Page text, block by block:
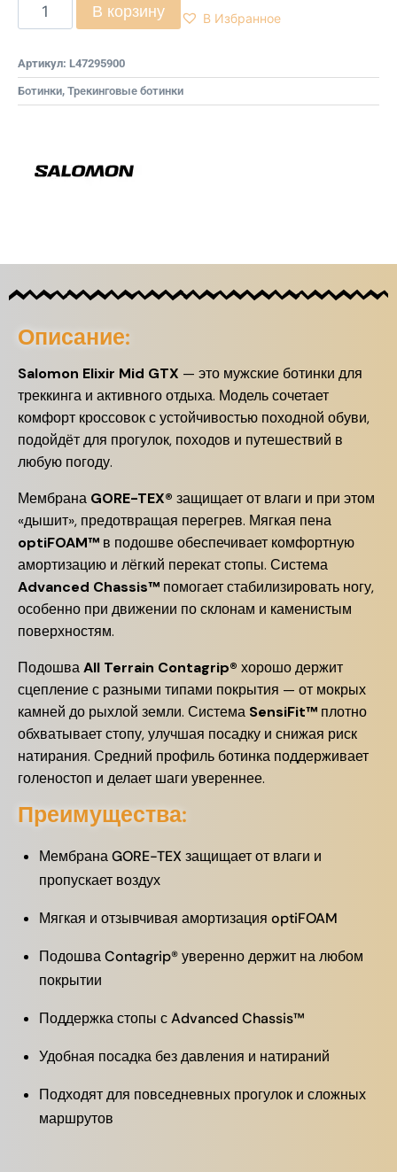
В корзину В Избранное
Артикул: L47295900
Ботинки, Трекинговые ботинки
Описание:
Salomon Elixir Mid GTX — это мужские ботинки для
треккинга и активного отдыха. Модель сочетает
комфорт кроссовок с устойчивостью походной обуви,
подойдёт для прогулок, походов и путешествий в
любую погоду.
Мембрана GORE-TEX® защищает от влаги и при этом
«дышит», предотвращая перегрев. Мягкая пена
optiFOAM™ в подошве обеспечивает комфортную
амортизацию и лёгкий перекат стопы. Система
Advanced Chassis™ помогает стабилизировать ногу,
особенно при движении по склонам и каменистым
поверхностям.
ПодошваAll Terrain Contagrip® хорошо держит
сцепление с разными типами покрытия — от мокрых
камней до рыхлой земли. Система SensiFit™ плотно
обхватывает стопу, улучшая посадку и снижая риск
натирания. Средний профиль ботинка поддерживает
голеностоп и делает шаги увереннее.
Преимущества:
Мембрана GORE-TEX защищает от влаги и
пропускает воздух
Мягкая и отзывчивая амортизация optiFOAM
Подошва Contagrip® уверенно держит на любом
покрытии
Поддержка стопы с Advanced Chassis™
Удобная посадка без давления и натираний
Подходят для повседневных прогулок и сложных
маршрутов